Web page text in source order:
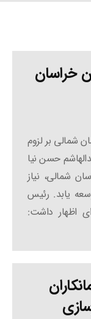
خراسان
شمالی بر لزوم
حسن نیا
شمالی، نیاز
یابد. رئیس
اظهار داشت: